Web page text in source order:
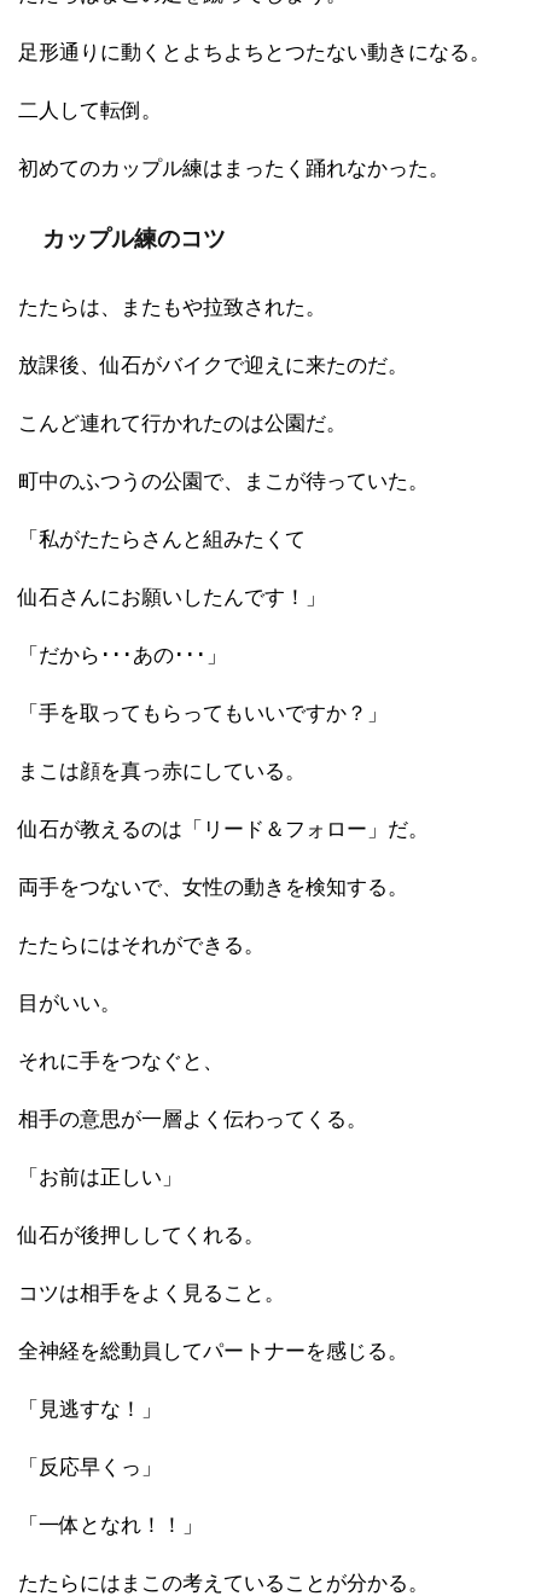
足形通りに動くとよちよちとつたない動きになる。
二人して転倒。
初めてのカップル練はまったく踊れなかった。
カップル練のコツ
たたらは、またもや拉致された。
放課後、仙石がバイクで迎えに来たのだ。
こんど連れて行かれたのは公園だ。
町中のふつうの公園で、まこが待っていた。
「私がたたらさんと組みたくて
仙石さんにお願いしたんです！」
「だから･･･あの･･･」
「手を取ってもらってもいいですか？」
まこは顔を真っ赤にしている。
仙石が教えるのは「リード＆フォロー」だ。
両手をつないで、女性の動きを検知する。
たたらにはそれができる。
目がいい。
それに手をつなぐと、
相手の意思が一層よく伝わってくる。
「お前は正しい」
仙石が後押ししてくれる。
コツは相手をよく見ること。
全神経を総動員してパートナーを感じる。
「見逃すな！」
「反応早くっ」
「一体となれ！！」
たたらにはまこの考えていることが分かる。